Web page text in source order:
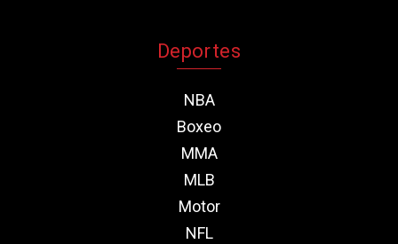
Deportes
NBA
Boxeo
MMA
MLB
Motor
NFL